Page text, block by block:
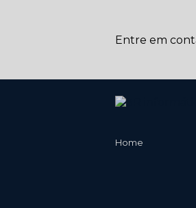
Entre em
Home